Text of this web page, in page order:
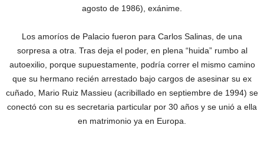
agosto de 1986), exánime.
Los amoríos de Palacio fueron para Carlos Salinas, de una
sorpresa a otra. Tras deja el poder, en plena “huida” rumbo al
autoexilio, porque supuestamente, podría correr el mismo camino
que su hermano recién arrestado bajo cargos de asesinar su ex
cuñado, Mario Ruiz Massieu (acribillado en septiembre de 1994) se
conectó con su es secretaria particular por 30 años y se unió a ella
en matrimonio ya en Europa.